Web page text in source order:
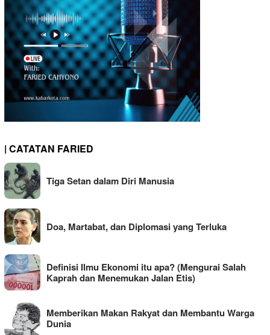
| CATATAN FARIED
Tiga Setan dalam Diri Manusia
Doa, Martabat, dan Diplomasi yang Terluka
Definisi Ilmu Ekonomi itu apa? (Mengurai Salah
Kaprah dan Menemukan Jalan Etis)
Memberikan Makan Rakyat dan Membantu Warga
Dunia